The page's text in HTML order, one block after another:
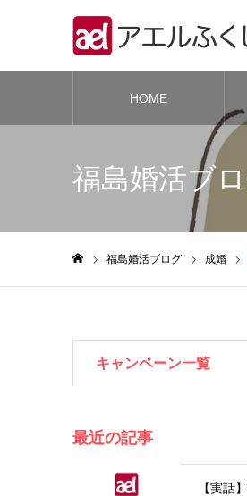
HOME
福島婚活ブ
福島婚活ブログ 成婚
キャンペーン一覧
最近の記事
【実話